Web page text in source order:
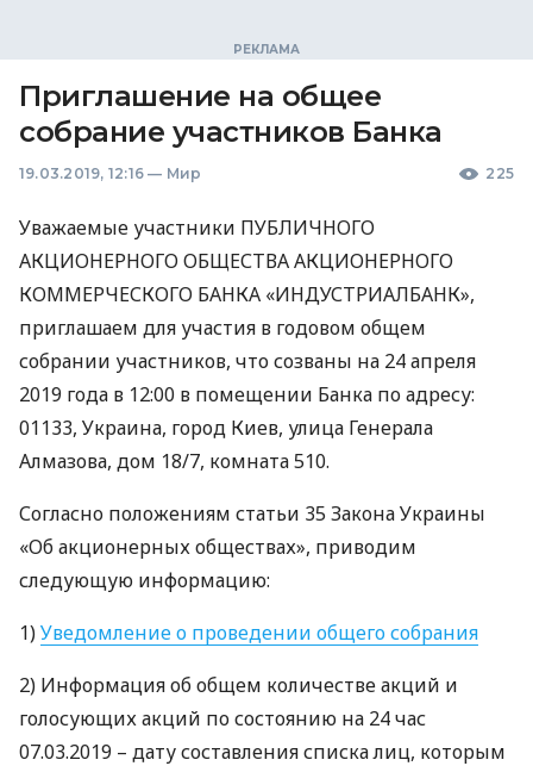
Приглашение на общее
собрание участников Банка
19.03.2019, 12:16 — Мир 225
Уважаемые участники ПУБЛИЧНОГО
АКЦИОНЕРНОГО ОБЩЕСТВААКЦИОНЕРНОГО
КОММЕРЧЕСКОГО БАНКА «ИНДУСТРИАЛБАНК»,
приглашаем для участия в годовом общем
собрании участников, что созваны на 24 апреля
2019 года в 12:00 в помещении Банка по адресу:
01133, Украина, город Киев, улица Генерала
Алмазова, дом 18/7, комната 510.
Согласно положениям статьи 35 Закона Украины
«Об акционерных обществах», приводим
следующую информацию:
1)Уведомление о проведении общего собрания
2) Информация об общем количестве акций и
голосующих акций по состоянию на 24 час
07.03.2019 – дату составления списка лиц, которым